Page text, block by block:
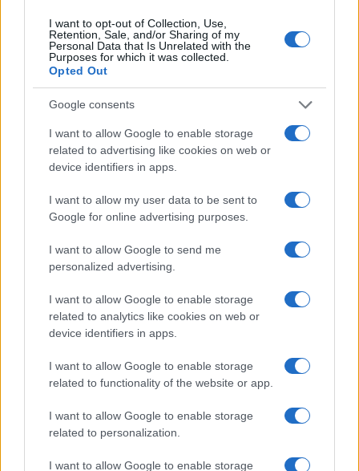
I want to opt-out of Collection, Use,
Retention, Sale, and/or Sharing of my
Personal Data that Is Unrelated with the
Purposes for which it was collected.
Opted Out
Google consents
I want to allow Google to enable storage
related to advertising like cookies on web or
device identifiers in apps.
I want to allow my user data to be sent to
Google for online advertising purposes.
I want to allow Google to send me
personalized advertising.
I want to allow Google to enable storage
related to analytics like cookies on web or
device identifiers in apps.
I want to allow Google to enable storage
related to functionality of the website or app.
I want to allow Google to enable storage
related to personalization.
I want to allow Google to enable storage
Wearable senza schermo: guida pratica a sonno, HRV
e recupero
Cristian Castiglioni · 1 Ago 2026
FITNESS
Circuito total body al parco in 30 minuti a corpo libero